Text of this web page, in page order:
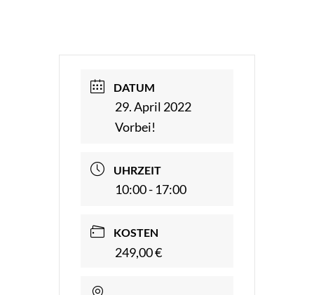
DATUM
29. April 2022
Vorbei!
UHRZEIT
10:00 - 17:00
KOSTEN
249,00 €